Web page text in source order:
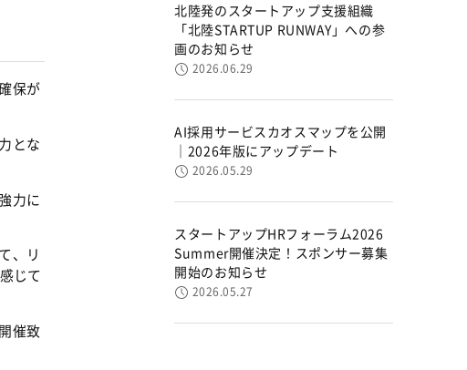
保が
とな
力に
、リ
じて
催致
北陸発のスタートアップ支援組織
「北陸STARTUP RUNWAY」への参
画のお知らせ
2026.06.29
AI採用サービスカオスマップを公開
｜2026年版にアップデート
2026.05.29
スタートアップHRフォーラム2026
Summer開催決定！スポンサー募集
開始のお知らせ
2026.05.27